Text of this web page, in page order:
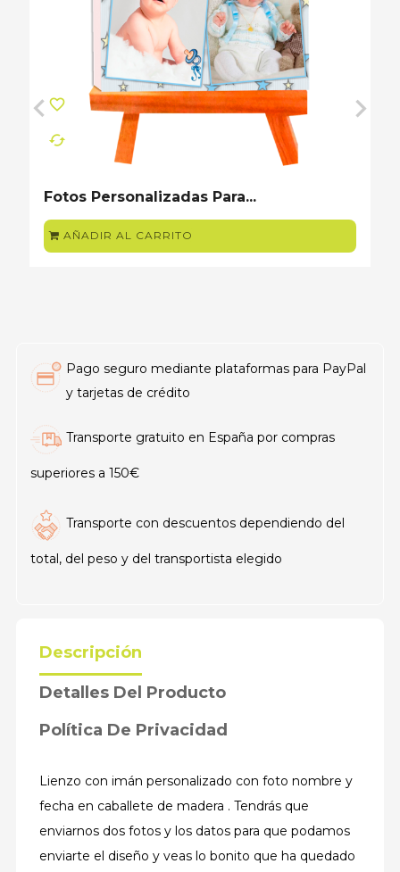
favorite_border
cached
Fotos Personalizadas Para...
AÑADIR AL CARRITO
Pago seguro mediante plataformas para PayPal
y tarjetas de crédito
Transporte gratuito en España por compras
superiores a 150€
Transporte con descuentos dependiendo del
total, del peso y del transportista elegido
Descripción
Detalles Del Producto
Política De Privacidad
Lienzo con imán personalizado con foto nombre y
fecha en caballete de madera . Tendrás que
enviarnos dos fotos y los datos para que podamos
enviarte el diseño y veas lo bonito que ha quedado